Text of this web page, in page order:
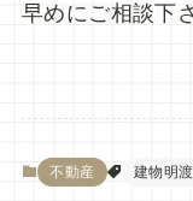
早めにご相談下
不動産 建物明